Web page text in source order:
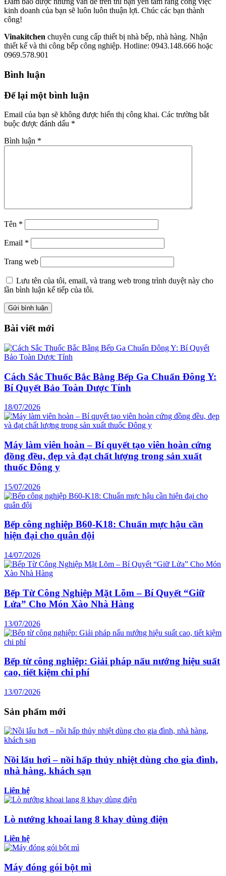
kinh doanh của bạn sẽ luôn luôn thuận lợi. Chúc các bạn thành
công!
Vinakitchen chuyên cung cấp thiết bị nhà bếp, nhà hàng. Nhận
thiết kế và thi công bếp công nghiệp. Hotline: 0943.148.666 hoặc
0969.578.901
Bình luận
Để lại một bình luận
Email của bạn sẽ không được hiển thị công khai. Các trường bắt
buộc được đánh dấu *
Bình luận *
Tên *
Email *
Trang web
Lưu tên của tôi, email, và trang web trong trình duyệt này cho
lần bình luận kế tiếp của tôi.
Bài viết mới
Cách Sắc Thuốc Bắc Bằng Bếp Ga Chuẩn Đông Y:
Bí Quyết Bảo Toàn Dược Tính
18/07/2026
Máy làm viên hoàn – Bí quyết tạo viên hoàn cứng
đồng đều, đẹp và đạt chất lượng trong sản xuất
thuốc Đông y
15/07/2026
Bếp công nghiệp B60-K18: Chuẩn mực hậu cần
hiện đại cho quân đội
14/07/2026
Bếp Từ Công Nghiệp Mặt Lõm – Bí Quyết “Giữ
Lửa” Cho Món Xào Nhà Hàng
13/07/2026
Bếp từ công nghiệp: Giải pháp nấu nướng hiệu suất
cao, tiết kiệm chi phí
13/07/2026
Sản phẩm mới
Nồi lẩu hơi – nồi hấp thủy nhiệt dùng cho gia đình,
nhà hàng, khách sạn
Liên hệ
Lò nướng khoai lang 8 khay dùng điện
Liên hệ
Máy đóng gói bột mì